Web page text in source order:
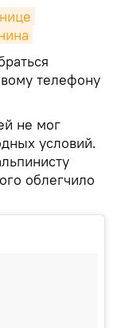
телефону
не мог
условий.
облегчило